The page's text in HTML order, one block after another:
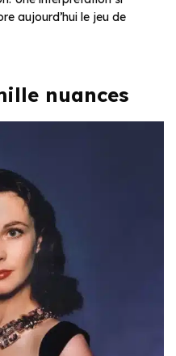
aujourd’hui le jeu de
nuances